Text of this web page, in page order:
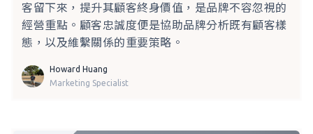
客留下來，提升其顧客終身價值，是品牌不容忽視的
經營重點。顧客忠誠度便是協助品牌分析既有顧客樣
態，以及維繫關係的重要策略。
Howard Huang
Marketing Specialist